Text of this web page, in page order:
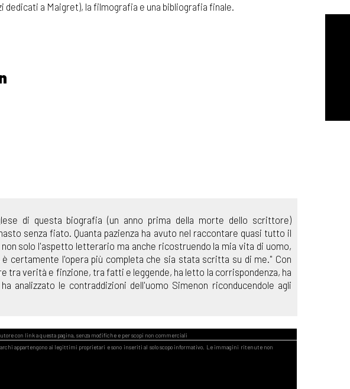
dedicati a Maigret), la filmografia e una bibliografia finale.
di questa biografia (un anno prima della morte dello scrittore)
senza fiato. Quanta pazienza ha avuto nel raccontare quasi tutto il
non solo l'aspetto letterario ma anche ricostruendo la mia vita di uomo,
certamente l'opera più completa che sia stata scritta su di me." Con
tra verità e finzione, tra fatti e leggende, ha letto la corrispondenza, ha
le contraddizioni dell'uomo Simenon riconducendole agli